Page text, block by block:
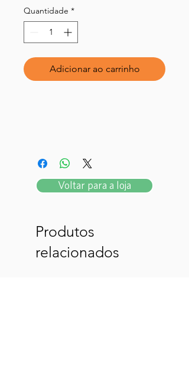
Quantidade *
Adicionar ao carrinho
Voltar para a loja
Produtos
relacionados